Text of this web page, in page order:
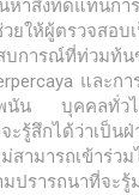
หาสิ่งทดแทนกา
ให้ผู้ตรวจสอบเ
บการณ์ที่ท่วมท้น
และก
พนัน บุคคลทั่วไ
ะรู้สึกได้ว่าเป็นฝ่
ามารถเข้าร่วม
ปรารถนาที่จะ